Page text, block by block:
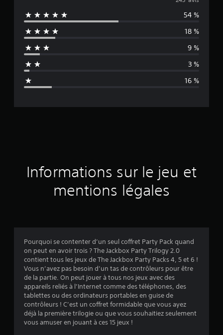
y
e
n
d
a
:
9
54 %
18 %
9 %
3 %
16 %
Informations sur le jeu et
mentions légales
Pourquoi se contenter d’un seul coffret Party Pack quand
on peut en avoir trois ? The Jackbox Party Trilogy 2.0
contient tous les jeux de The Jackbox Party Packs 4, 5 et 6 !
Vous n’avez pas besoin d’un tas de contrôleurs pour être
de la partie. On peut jouer à tous nos jeux avec des
appareils reliés à l’Internet comme des téléphones, des
tablettes ou des ordinateurs portables en guise de
contrôleurs ! C’est un coffret formidable que vous ayez
déjà la première trilogie ou que vous souhaitiez seulement
vous amuser en jouant à ces 15 jeux !